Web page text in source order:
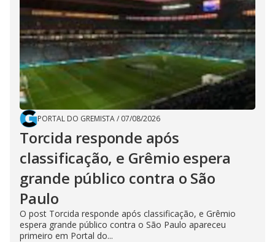
PORTAL DO GREMISTA/ 07/08/2026
Torcida responde após
classificação, e Grêmio espera
grande público contra o São
Paulo
O post Torcida responde após classificação, e Grêmio
espera grande público contra o São Paulo apareceu
primeiro em Portal do...